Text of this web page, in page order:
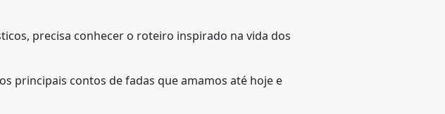
precisa conhecer o roteiro inspirado na vida dos
principais contos de fadas que amamos até hoje e